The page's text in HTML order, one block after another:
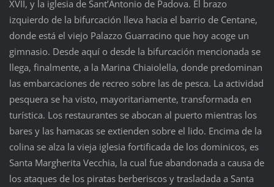
XVII, y la iglesia de Sant’Antonio de Padova. El brazo
izquierdo de la bifurcación lleva hacia el barrio de Centane,
donde está el viejo Palazzo Guarracino que hoy acoge un
gimnasio. Desde aquí o desde la bifurcación mencionada se
llega, finalmente, a la Marina Chiaiolella, donde predominan
las embarcaciones de recreo sobre las de pesca. La actividad
pesquera se ha visto, mayoritariamente, transformada en
turística. Los restaurantes se abocan al puerto mientras los
bares y las hamacas se extienden sobre el lido. Encima de la
colina se alza la vieja iglesia fortificada de los dominicos, es
Santa Margherita Vecchia, la cual fue abandonada a causa de
los ataques de los piratas berberiscos y trasladada a Santa